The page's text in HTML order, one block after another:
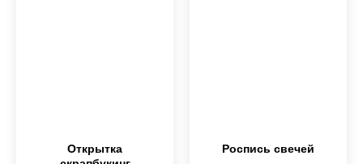
Открытка
Роспись свечей